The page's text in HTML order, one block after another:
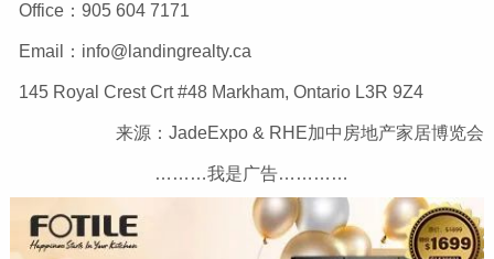
Office：905 604 7171
Email：info@landingrealty.ca
145 Royal Crest Crt #48 Markham, Ontario L3R 9Z4
来源：JadeExpo & RHE加中房地产家居博览会
………我是广告…………